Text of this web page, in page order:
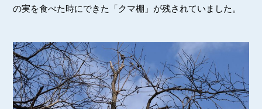
の実を食べた時にできた「クマ棚」が残されていました。